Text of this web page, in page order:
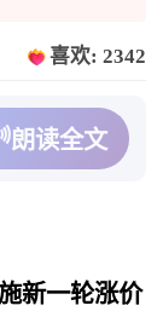
喜欢: 2342
朗读全文
新一轮涨价